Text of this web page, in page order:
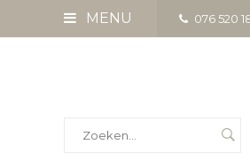
MENU 076 520